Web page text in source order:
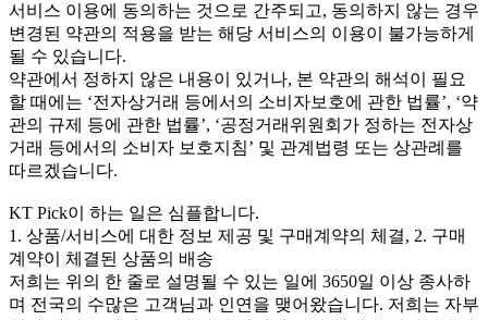
서비스 이용에 동의하는 것으로 간주되고, 동의하지 않는 경우
변경된 약관의 적용을 받는 해당 서비스의 이용이 불가능하게
될 수 있습니다.
약관에서 정하지 않은 내용이 있거나, 본 약관의 해석이 필요
할 때에는 ‘전자상거래 등에서의 소비자보호에 관한 법률’, ‘약
관의 규제 등에 관한 법률’, ‘공정거래위원회가 정하는 전자상
거래 등에서의 소비자 보호지침’ 및 관계법령 또는 상관례를
따르겠습니다.
KT Pick이 하는 일은 심플합니다.
1. 상품/서비스에 대한 정보 제공 및 구매계약의 체결, 2. 구매
계약이 체결된 상품의 배송
저희는 위의 한 줄로 설명될 수 있는 일에 3650일 이상 종사하
며 전국의 수많은 고객님과 인연을 맺어왔습니다. 저희는 자부